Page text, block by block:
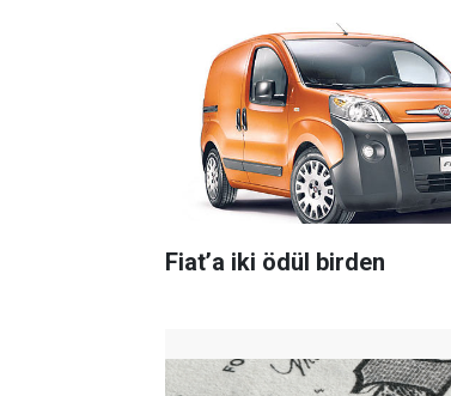
Fiat’a iki ödül birden